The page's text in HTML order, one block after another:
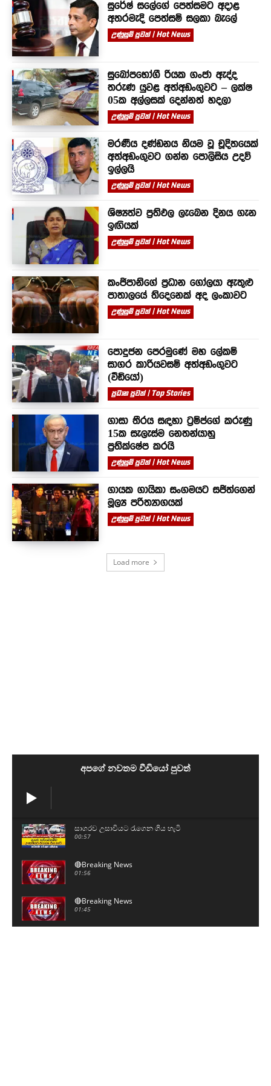
සුරේෂ් සලේගේ පෙත්සමට අදාළ
අතරමැදි පෙත්සම් සලකා බැලේ
උණුසුම් පුවත් | Hot News
සුඛෝපභෝගී රියක ගංජා ඇද්ද
තරුණ යුවළ අත්අඩංගුවට – ලක්ෂ
05ක අල්ලසක් දෙන්නත් හදලා
උණුසුම් පුවත් | Hot News
මරණීය දණ්ඩනය නියම වූ චූදිතයෙක්
අත්අඩංගුවට ගන්න පොලිසිය උදව්
ඉල්ලයි
උණුසුම් පුවත් | Hot News
ශිෂ්‍යත්ව ප්‍රතිඵල ලැබෙන දිනය ගැන
ඉඟියක්
උණුසුම් පුවත් | Hot News
කංජිපානිගේ ප්‍රධාන ගෝලයා ඇතුළු
පාතාලයේ තිදෙනෙක් අද ලංකාවට
උණුසුම් පුවත් | Hot News
පොදුජන පෙරමුණේ මහ ලේකම්
සාගර කාරියවසම් අත්අඩංගුවට
(වීඩියෝ)
ප්‍රධාන පුවත් | Top Stories
ගාසා තීරය සඳහා ට්‍රම්ප්ගේ කරුණු
15ක සැලැස්ම නෙතන්යාහු
ප්‍රතික්ෂේප කරයි
උණුසුම් පුවත් | Hot News
ගායක ගායිකා සංගමයට සජිත්ගෙන්
මූල්‍ය පරිත්‍යාගයක්
උණුසුම් පුවත් | Hot News
Load more
අපගේ නවතම වීඩියෝ පුවත්
සාගරව උසාවියට රැගෙන ගිය හැටි
00:57
🔴Breaking News
01:56
🔴Breaking News
01:45